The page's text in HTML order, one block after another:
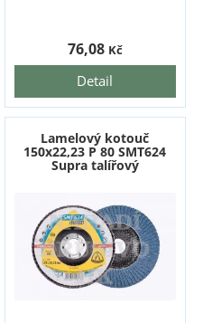
Detail
76,08 Kč
Lamelový kotouč
150x22,23 P 80 SMT624
Supra talířový